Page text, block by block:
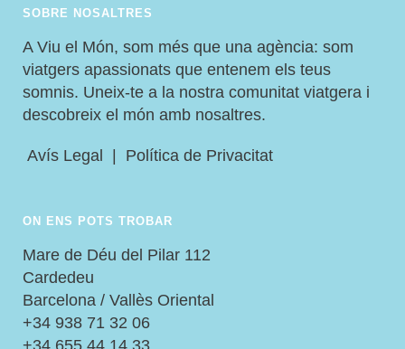
SOBRE NOSALTRES
A Viu el Món, som més que una agència: som
viatgers apassionats que entenem els teus
somnis. Uneix-te a la nostra comunitat viatgera i
descobreix el món amb nosaltres.
Avís Legal Política de Privacitat
ON ENS POTS TROBAR
Mare de Déu del Pilar 112
Cardedeu
Barcelona / Vallès Oriental
+34 938 71 32 06